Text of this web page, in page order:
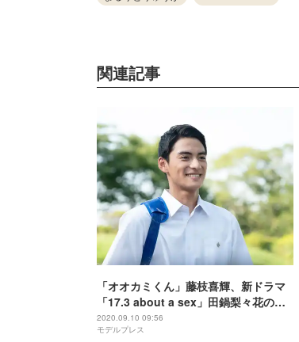
関連記事
「オオカミくん」藤枝喜輝、新ドラマ
「17.3 about a sex」田鍋梨々花の相
手役で注目
2020.09.10 09:56
モデルプレス